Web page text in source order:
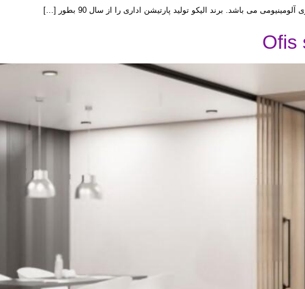
می باشد. برند الیکو تولید پارتیشن اداری را از سال 90 بطور […]
Ofis